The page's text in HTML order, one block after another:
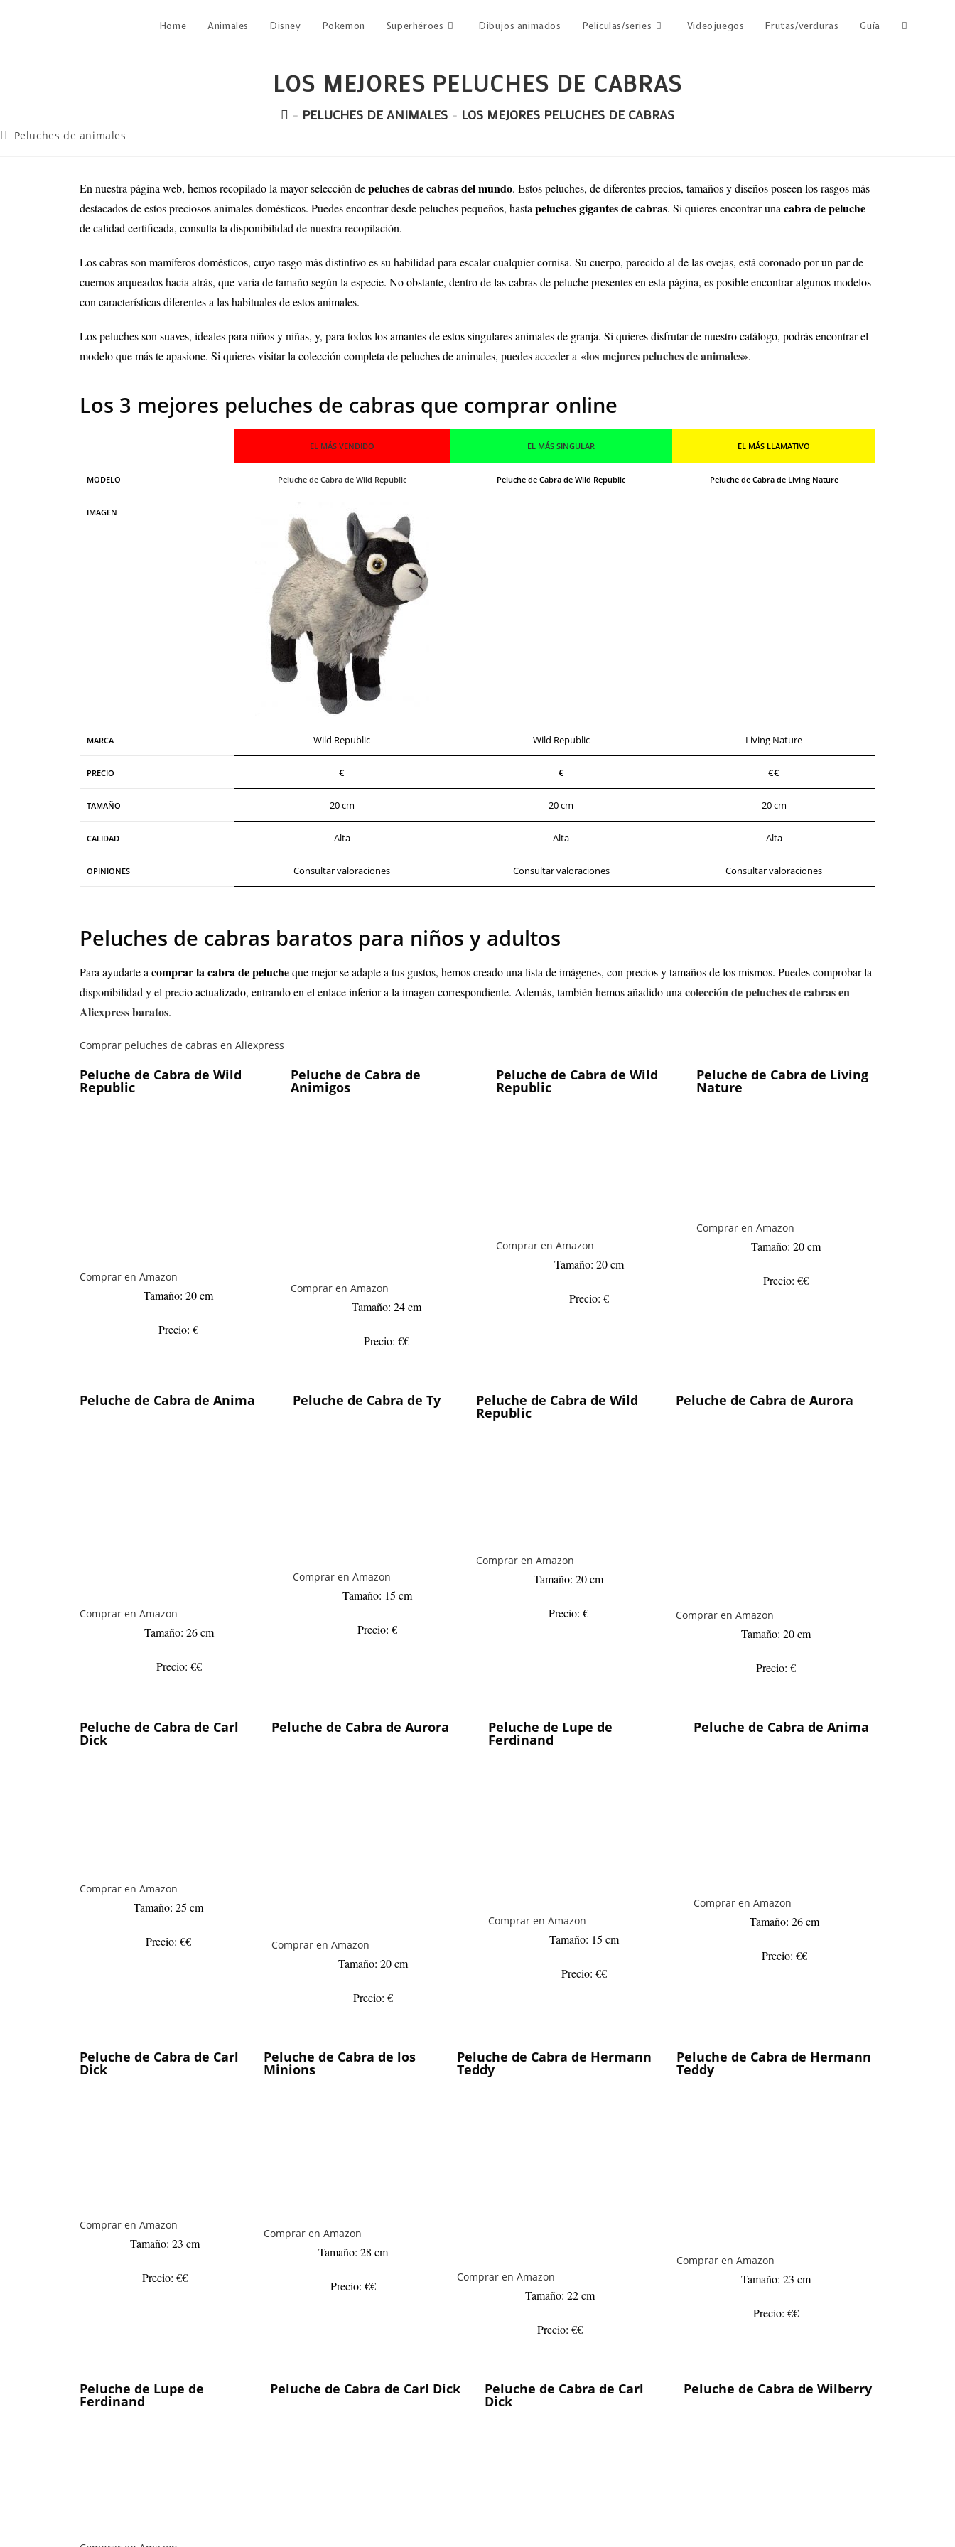
Home Animales Disney Pokemon Superhéroes Dibujos animados Películas/series Videojuegos Frutas/verduras Guía
LOS MEJORES PELUCHES DE CABRAS
- PELUCHES DE ANIMALES - LOS MEJORES PELUCHES DE CABRAS
Peluches de animales
En nuestra página web, hemos recopilado la mayor selección depeluches de cabras del mundo. Estos peluches, de diferentes precios, tamaños y diseños poseen los rasgos más
destacados de estos preciosos animales domésticos. Puedes encontrar desde peluches pequeños, hasta peluches gigantes de cabras. Si quieres encontrar una cabrade peluche
de calidad certificada, consulta la disponibilidad de nuestra recopilación.
Los cabras son mamíferos domésticos, cuyo rasgo más distintivo es su habilidad para escalar cualquier cornisa. Su cuerpo, parecido al de las ovejas, está coronado por un par de
cuernos arqueados hacia atrás, que varía de tamaño según la especie. No obstante, dentro de las cabras de peluche presentes en esta página, es posible encontrar algunos modelos
con características diferentes a las habituales de estos animales.
Los peluches son suaves, ideales para niños y niñas, y, para todos los amantes de estos singulares animales de granja. Si quieres disfrutar de nuestro catálogo, podrás encontrar el
modelo que más te apasione. Si quieres visitar la colección completa de peluches de animales, puedes acceder a «los mejores peluches de animales».
Los 3 mejores peluches de cabras que comprar online
EL MÁS VENDIDO EL MÁS SINGULAR EL MÁS LLAMATIVO
MODELO Peluche de Cabra de Wild Republic Peluche de Cabra de Wild Republic Peluche de Cabra de Living Nature
IMAGEN
MARCA Wild Republic Wild Republic Living Nature
PRECIO € € €€
TAMAÑO 20 cm 20 cm 20 cm
CALIDAD Alta Alta Alta
OPINIONES Consultar valoraciones Consultar valoraciones Consultar valoraciones
Peluches de cabras baratos para niños y adultos
Para ayudarte a comprar la cabra de pelucheque mejor se adapte a tus gustos, hemos creado una lista de imágenes, con precios y tamaños de los mismos. Puedes comprobar la
disponibilidad y el precio actualizado, entrando en el enlace inferior a la imagen correspondiente. Además, también hemos añadido una colección de peluches de cabras en
Aliexpress baratos.
Comprar peluches de cabras en Aliexpress
Peluche de Cabra de Wild
Republic
Comprar en Amazon
Tamaño: 20 cm
Precio: €
Peluche de Cabra de
Animigos
Comprar en Amazon
Tamaño: 24 cm
Precio: €€
Peluche de Cabra de Wild
Republic
Comprar en Amazon
Tamaño: 20 cm
Precio: €
Peluche de Cabra de Living
Nature
Comprar en Amazon
Tamaño: 20 cm
Precio: €€
Peluche de Cabra de Anima
Comprar en Amazon
Tamaño: 26 cm
Precio: €€
Peluche de Cabra de Ty
Comprar en Amazon
Tamaño: 15 cm
Precio: €
Peluche de Cabra de Wild
Republic
Comprar en Amazon
Tamaño: 20 cm
Precio: €
Peluche de Cabra de Aurora
Comprar en Amazon
Tamaño: 20 cm
Precio: €
Peluche de Cabra de Carl
Dick
Comprar en Amazon
Tamaño: 25 cm
Precio: €€
Peluche de Cabra de Aurora
Comprar en Amazon
Tamaño: 20 cm
Precio: €
Peluche de Lupe de
Ferdinand
Comprar en Amazon
Tamaño: 15 cm
Precio: €€
Peluche de Cabra de Anima
Comprar en Amazon
Tamaño: 26 cm
Precio: €€
Peluche de Cabra de Carl
Dick
Comprar en Amazon
Tamaño: 23 cm
Precio: €€
Peluche de Cabra de los
Minions
Comprar en Amazon
Tamaño: 28 cm
Precio: €€
Peluche de Cabra de Hermann
Teddy
Comprar en Amazon
Tamaño: 22 cm
Precio: €€
Peluche de Cabra de Hermann
Teddy
Comprar en Amazon
Tamaño: 23 cm
Precio: €€
Peluche de Lupe de
Ferdinand
Peluche de Cabra de Carl Dick Peluche de Cabra de Carl
Dick
Peluche de Cabra de Wilberry